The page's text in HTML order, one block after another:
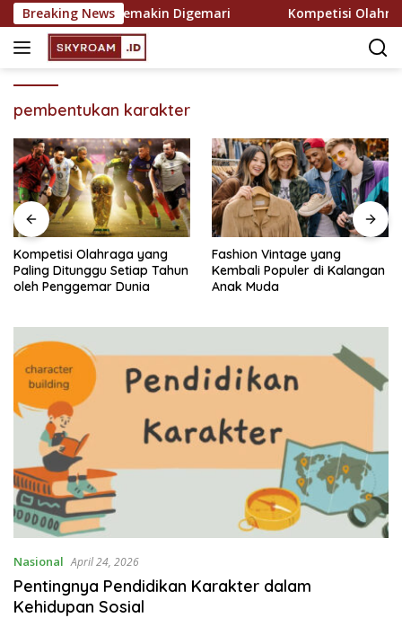
Skip
to
content
Breaking News
yang Semakin Digemari Kompetisi
pembentukan karakter
Kompetisi Olahraga yang
Paling Ditunggu Setiap Tahun
oleh Penggemar Dunia
Fashion Vintage yang
Kembali Populer di Kalangan
Anak Muda
Nasional April 24, 2026
Pentingnya Pendidikan Karakter dalam
Kehidupan Sosial